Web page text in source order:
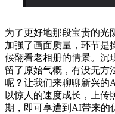
为了更好地那段宝贵的光
加强了画面质量，环节是
候翻看老相册的情景。沉
留了原始气概，有没无方
呢？让我们来聊聊新兴
以惊人的速度成长，上传
期，即可享遭到AI带来的